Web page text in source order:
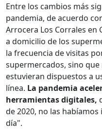
Entre los cambios más
pandemia, de acuerdo
Arrocera Los Corrales en
a domicilio de los
la frecuencia de visitas
supermercados, sino
estuvieran dispuestos a
línea. La pandemia
herramientas digitales,
de 2020, no las
día".